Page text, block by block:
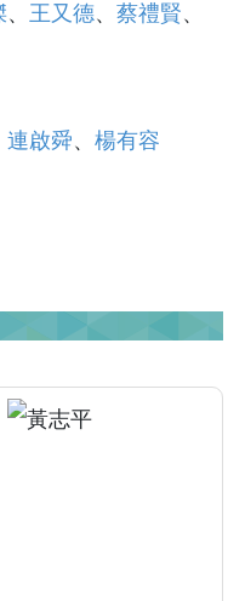
、 王又德、 蔡禮賢、
連啟舜、 楊有容